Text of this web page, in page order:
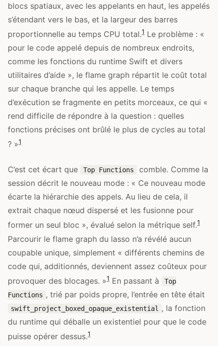
blocs spatiaux, avec les appelants en haut, les appelés
s’étendant vers le bas, et la largeur des barres
proportionnelle au temps CPU total.1 Le problème : «
pour le code appelé depuis de nombreux endroits,
comme les fonctions du runtime Swift et divers
utilitaires d’aide », le flame graph répartit le coût total
sur chaque branche qui les appelle. Le temps
d’exécution se fragmente en petits morceaux, ce qui «
rend difficile de répondre à la question : quelles
fonctions précises ont brûlé le plus de cycles au total
? »1
C’est cet écart que Top Functions
comble. Comme la
session décrit le nouveau mode : « Ce nouveau mode
écarte la hiérarchie des appels. Au lieu de cela, il
extrait chaque nœud dispersé et les fusionne pour
former un seul bloc », évalué selon la métrique self.1
Parcourir le flame graph du lasso n’a révélé aucun
coupable unique, simplement « différents chemins de
code qui, additionnés, deviennent assez coûteux pour
provoquer des blocages. »1 En passant à
Top
Functions , trié par poids propre, l’entrée en tête était
swift_project_boxed_opaque_existential
, la fonction
du runtime qui déballe un existentiel pour que le code
puisse opérer dessus.1